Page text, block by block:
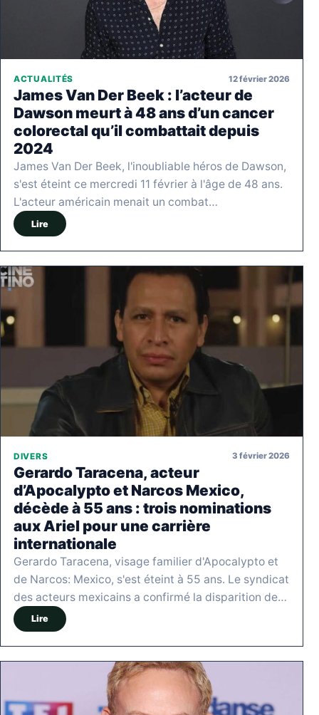
ACTUALITÉS 12 février 2026
James Van Der Beek : l’acteur de
Dawson meurt à 48 ans d’un cancer
colorectal qu’il combattait depuis
2024
James Van Der Beek, l'inoubliable héros de Dawson,
s'est éteint ce mercredi 11 février à l'âge de 48 ans.
L'acteur américain menait un combat…
Lire
DIVERS 3 février 2026
Gerardo Taracena, acteur
d’Apocalypto et Narcos Mexico,
décède à 55 ans : trois nominations
aux Ariel pour une carrière
internationale
Gerardo Taracena, visage familier d'Apocalypto et
de Narcos: Mexico, s'est éteint à 55 ans. Le syndicat
des acteurs mexicains a confirmé la disparition de…
Lire